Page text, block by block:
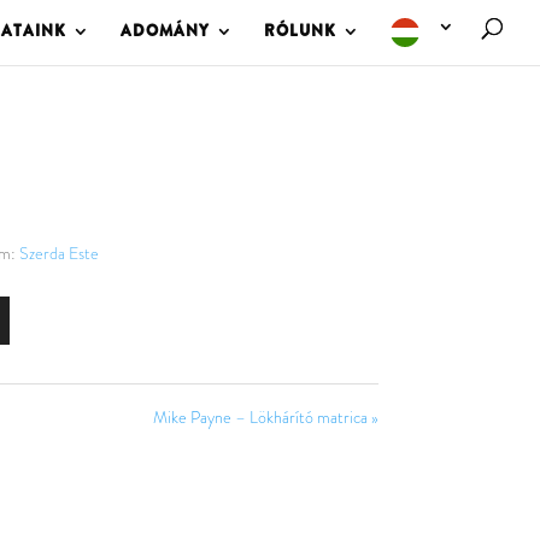
ADOMÁNY RÓLUNK
Szerda Este
Mike Payne – Lökhárító matrica »